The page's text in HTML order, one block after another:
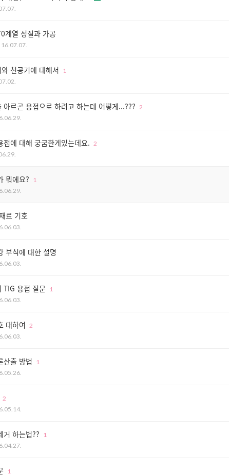
계열 성질과 가공
16.07.07.
천공기에 대해서 1
아르곤 용접으로 하려고 하는데 어떻게...??? 2
접에 대해 궁굼한게있는데요. 2
뭐에요? 1
료 기호
부식에 대한 설명
TIG 용접 질문 1
대하여 2
산출 방법 1
2
거 하는법?? 1
1